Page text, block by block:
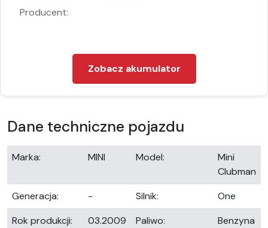
Producent:
Zobacz akumulator
Dane techniczne pojazdu
Marka: MINI Model:
Mini
Clubman
Generacja:
- Silnik:
One
Rok produkcji:
03.2009
Paliwo: Benzyna